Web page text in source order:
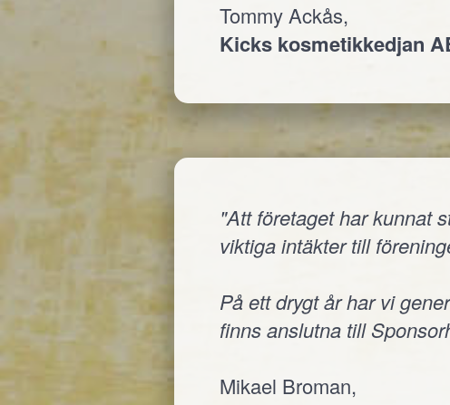
Tommy Ackås,
Kicks kosmetikkedjan
"Att företaget har kunnat
viktiga intäkter till
På ett drygt år har vi
finns anslutna till
Mikael Broman,